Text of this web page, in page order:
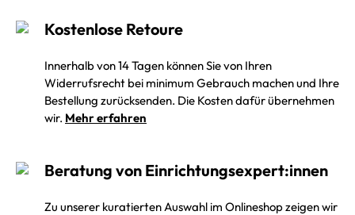
Kostenlose Retoure
Innerhalb von 14 Tagen können Sie von Ihren
Widerrufsrecht bei minimum Gebrauch machen und Ihre
Bestellung zurücksenden. Die Kosten dafür übernehmen
wir. Mehr erfahren
Beratung von Einrichtungsexpert:innen
Zu unserer kuratierten Auswahl im Onlineshop zeigen wir